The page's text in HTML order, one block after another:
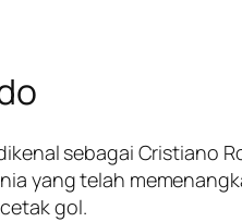
sebagai Cristiano
yang telah
gol.